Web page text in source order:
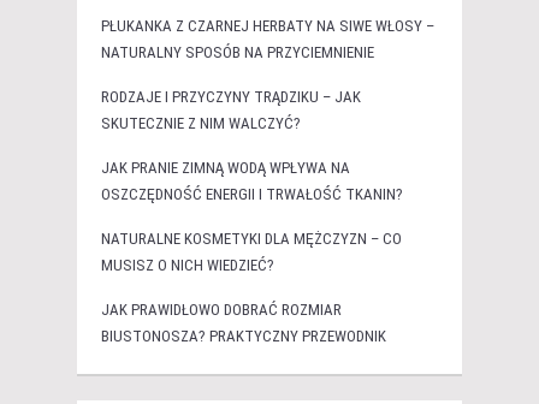
PŁUKANKA Z CZARNEJ HERBATY NA SIWE WŁOSY –
NATURALNY SPOSÓB NA PRZYCIEMNIENIE
RODZAJE I PRZYCZYNY TRĄDZIKU – JAK
SKUTECZNIE Z NIM WALCZYĆ?
JAK PRANIE ZIMNĄ WODĄ WPŁYWA NA
OSZCZĘDNOŚĆ ENERGII I TRWAŁOŚĆ TKANIN?
NATURALNE KOSMETYKI DLA MĘŻCZYZN – CO
MUSISZ O NICH WIEDZIEĆ?
JAK PRAWIDŁOWO DOBRAĆ ROZMIAR
BIUSTONOSZA? PRAKTYCZNY PRZEWODNIK